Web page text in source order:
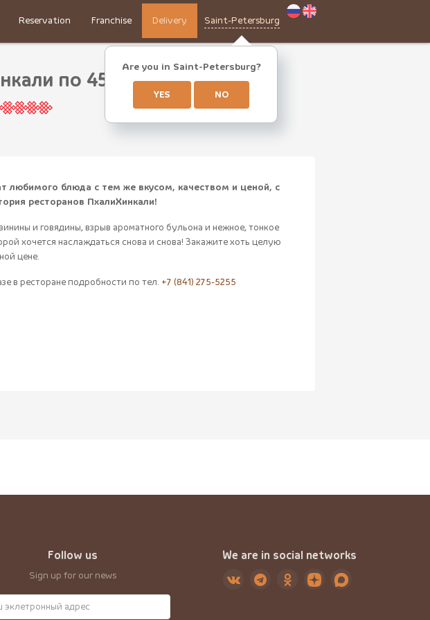
Reservation Franchise Delivery Saint-Petersburg
Are you in Saint-Petersburg?
YES NO
по 45Р!
любимого блюда с тем же вкусом, качеством и ценой, с
ресторанов ПхалиХинкали!
и говядины, взрыв ароматного бульона и нежное, тонкое
хочется наслаждаться снова и снова! Закажите хоть целую
цене.
в ресторане подробности по тел. +7 (841) 275-5255
Follow us
Sign up for our news
We are in social networks